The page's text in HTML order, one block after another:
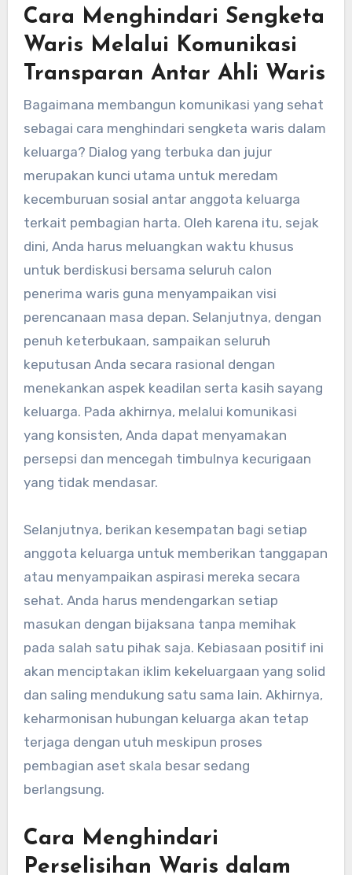
Cara Menghindari Sengketa
Waris Melalui Komunikasi
Transparan Antar Ahli Waris
Bagaimana membangun komunikasi yang sehat
sebagai cara menghindari sengketa waris dalam
keluarga? Dialog yang terbuka dan jujur
merupakan kunci utama untuk meredam
kecemburuan sosial antar anggota keluarga
terkait pembagian harta. Oleh karena itu, sejak
dini, Anda harus meluangkan waktu khusus
untuk berdiskusi bersama seluruh calon
penerima waris guna menyampaikan visi
perencanaan masa depan. Selanjutnya, dengan
penuh keterbukaan, sampaikan seluruh
keputusan Anda secara rasional dengan
menekankan aspek keadilan serta kasih sayang
keluarga. Pada akhirnya, melalui komunikasi
yang konsisten, Anda dapat menyamakan
persepsi dan mencegah timbulnya kecurigaan
yang tidak mendasar.
Selanjutnya, berikan kesempatan bagi setiap
anggota keluarga untuk memberikan tanggapan
atau menyampaikan aspirasi mereka secara
sehat. Anda harus mendengarkan setiap
masukan dengan bijaksana tanpa memihak
pada salah satu pihak saja. Kebiasaan positif ini
akan menciptakan iklim kekeluargaan yang solid
dan saling mendukung satu sama lain. Akhirnya,
keharmonisan hubungan keluarga akan tetap
terjaga dengan utuh meskipun proses
pembagian aset skala besar sedang
berlangsung.
Cara Menghindari
Perselisihan Waris dalam